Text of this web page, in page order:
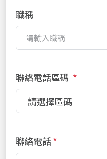
職稱
聯絡電話區碼 *
聯絡電話